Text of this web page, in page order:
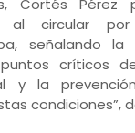
Cortés Pérez
al circular
señalando
críticos
y la
condiciones”,